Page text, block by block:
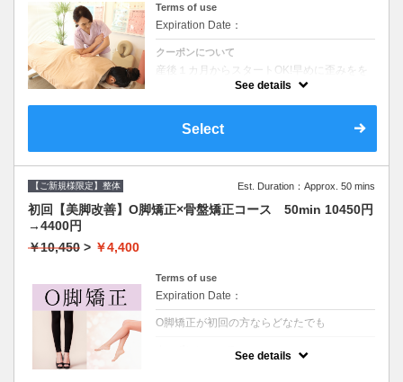
Terms of use
Expiration Date：
クーポンについて
産後１カ月からスタートOK!早めに歪みをを
とり『産前よりもきれい』に必要なのは『良
い姿勢☆』また育児での肩・腕・腰の疲れや
体形の変化などもしっかりとケア致します。
See details
Select
【ご新規様限定】整体 Est. Duration：Approx. 50 mins
初回【美脚改善】O脚矯正×骨盤矯正コース 50min 10450円
→4400円
￥10,450 > ￥4,400
Terms of use
Expiration Date：
O脚矯正が初回の方ならどなたでも
See details